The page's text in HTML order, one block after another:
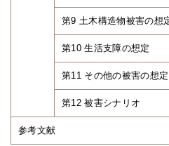
第9 土木構造物被害の想
第10 生活支障の想定
第11 その他の被害の想定
第12 被害シナリオ
参考文献